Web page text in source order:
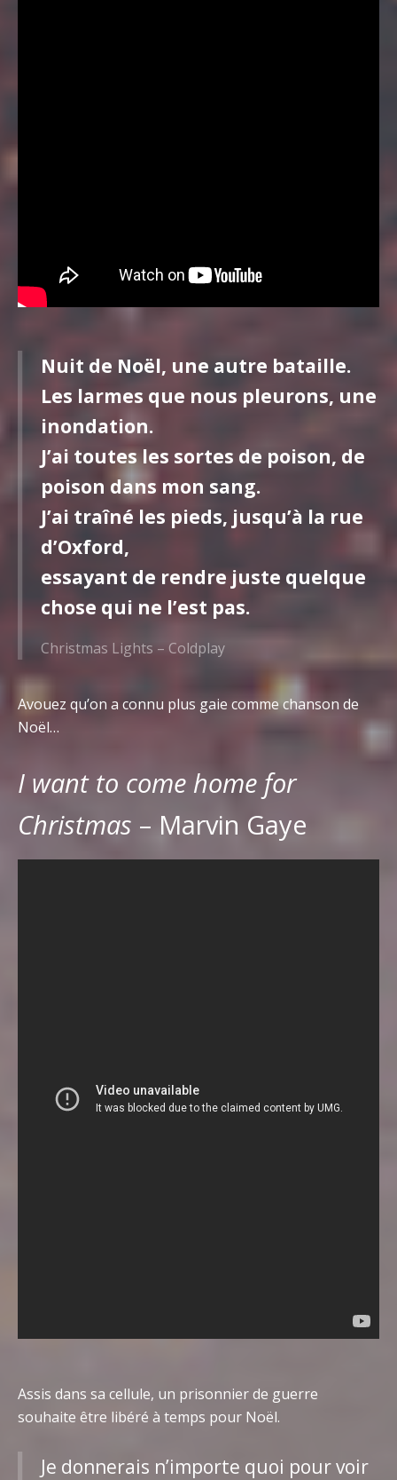
Nuit de Noël, une autre bataille.
Les larmes que nous pleurons, une
inondation.
J’ai toutes les sortes de poison, de
poison dans mon sang.
J’ai traîné les pieds, jusqu’à la rue
d’Oxford,
essayant de rendre juste quelque
chose qui ne l’est pas.
Christmas Lights – Coldplay
Avouez qu’on a connu plus gaie comme chanson de
Noël…
I want to come home for
Christmas – Marvin Gaye
Assis dans sa cellule, un prisonnier de guerre
souhaite être libéré à temps pour Noël.
Je donnerais n’importe quoi pour voir